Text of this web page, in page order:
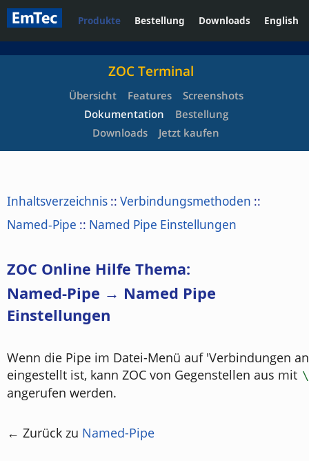
Produkte Bestellung Downloads English
ZOC Terminal
Übersicht Features
Screenshots
Dokumentation
Bestellung
Downloads
Jetzt kaufen
Inhaltsverzeichnis :: Verbindungsmethoden ::
Named-Pipe :: Named Pipe Einstellungen
ZOC Online Hilfe Thema:
Named-Pipe → Named Pipe
Einstellungen
Wenn die Pipe im Datei-Menü auf 'Verbindungen
eingestellt ist, kann ZOC von Gegenstellen aus mit
angerufen werden.
← Zurück zu Named-Pipe